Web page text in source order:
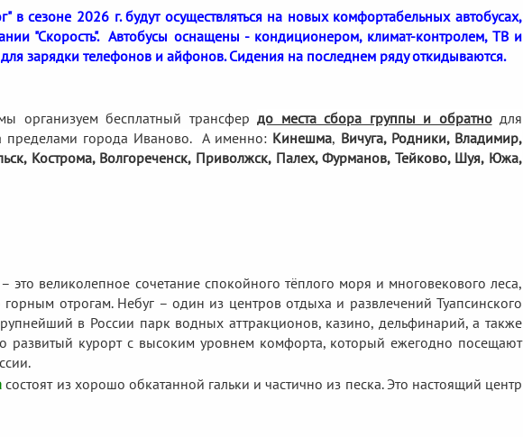
в сезоне 2026 г. будут осуществляться на новых комфортабельных автобусах,
"Скорость". Автобусы оснащены - кондиционером, климат-контролем, ТВ и
зарядки телефонов и айфонов. Сидения на последнем ряду откидываются.
организуем бесплатный трансфер до места сбора группы и обратнодля
пределами города Иваново. А именно: Кинешма, Вичуга, Родники, Владимир,
Кострома, Волгореченск, Приволжск, Палех, Фурманов, Тейково, Шуя, Южа,
это великолепное сочетание спокойного тёплого моря и многовекового леса,
отрогам. Небуг – один из центров отдыха и развлечений Туапсинского
в России парк водных аттракционов, казино, дельфинарий, а также
развитый курорт с высоким уровнем комфорта, который ежегодно посещают
состоят из хорошо обкатанной гальки и частично из песка. Это настоящий центр